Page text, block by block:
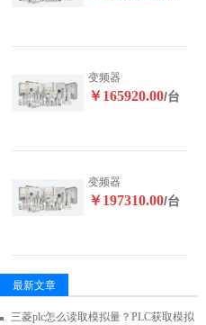
变频器
￥165920.00/台
变频器
￥197310.00/台
最新文章
三菱plc怎么读取模拟量？PLC获取模拟